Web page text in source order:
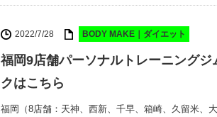
2022/7/28 BODY MAKE｜ダイエット
福岡9店舗パーソナルトレーニング
クはこちら
福岡（8店舗：天神、西新、千早、箱崎、久留米、